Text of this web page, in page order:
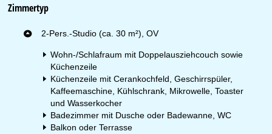
Zimmertyp
2-Pers.-Studio (ca. 30 m²), OV
Wohn-/Schlafraum mit Doppelausziehcouch sowie
Küchenzeile
Küchenzeile mit Cerankochfeld, Geschirrspüler,
Kaffeemaschine, Kühlschrank, Mikrowelle, Toaster
und Wasserkocher
Badezimmer mit Dusche oder Badewanne, WC
Balkon oder Terrasse